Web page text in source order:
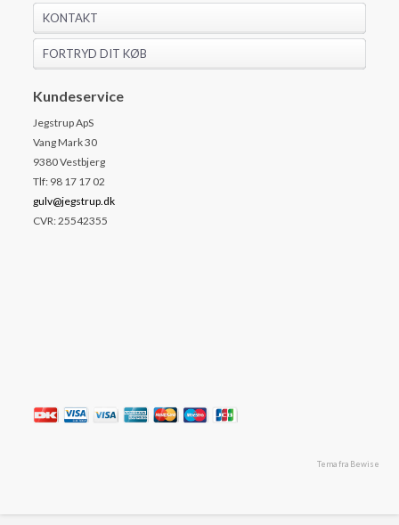
KONTAKT
FORTRYD DIT KØB
Kundeservice
Jegstrup ApS
Vang Mark 30
9380 Vestbjerg
Tlf: 98 17 17 02
gulv@jegstrup.dk
CVR: 25542355
Tema fra Bewise